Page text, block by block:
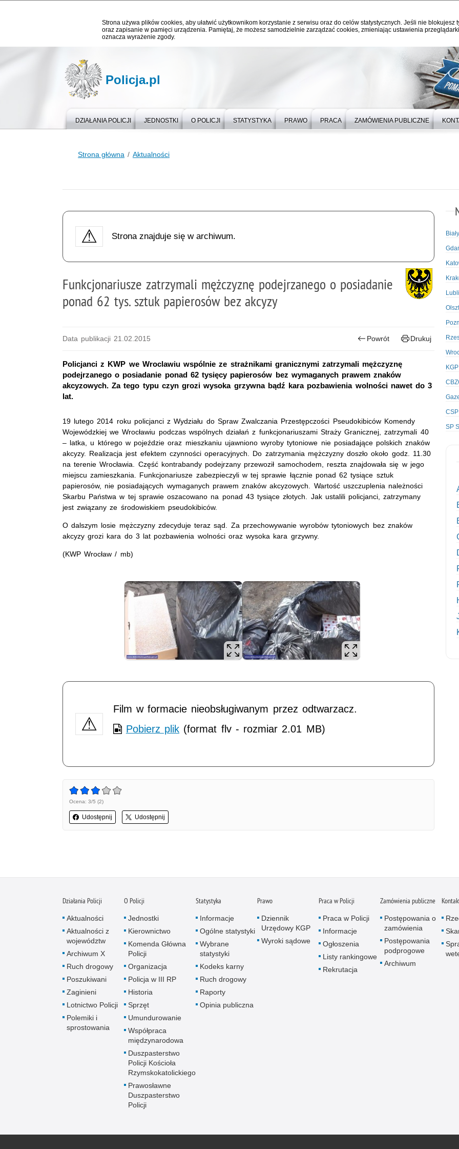
Strona używa plików cookies, aby ułatwić użytkownikom korzystanie z serwisu oraz do celów statystycznych. Jeśli nie blokujesz
oraz zapisanie w pamięci urządzenia. Pamiętaj, że możesz samodzielnie zarządzać cookies, zmieniając ustawienia
oznacza wyrażenie zgody.
Policja.pl
DZIAŁANIA POLICJI JEDNOSTKI O POLICJI STATYSTYKA PRAWO PRACA ZAMÓWIENIA PUBLICZNE
Strona główna Aktualności
Strona znajduje się w archiwum.
Funkcjonariusze zatrzymali mężczyznę podejrzanego o posiadanie
ponad 62 tys. sztuk papierosów bez akcyzy
Data publikacji 21.02.2015 Powrót Drukuj
Policjanci z KWP we Wroclawiu wspólnie ze strażnikami granicznymi zatrzymali mężczyznę
podejrzanego o posiadanie ponad 62 tysięcy papierosów bez wymaganych prawem znaków
akcyzowych. Za tego typu czyn grozi wysoka grzywna bądź kara pozbawienia wolności nawet do 3
lat.
19 lutego 2014 roku policjanci z Wydziału do Spraw Zwalczania Przestępczości Pseudokibiców Komendy
Wojewódzkiej we Wrocławiu podczas wspólnych działań z funkcjonariuszami Straży Granicznej, zatrzymali 40
– latka, u którego w pojeździe oraz mieszkaniu ujawniono wyroby tytoniowe nie posiadające polskich znaków
akcyzy. Realizacja jest efektem czynności operacyjnych. Do zatrzymania mężczyzny doszło około godz. 11.30
na terenie Wrocławia. Część kontrabandy podejrzany przewoził samochodem, reszta znajdowała się w jego
miejscu zamieszkania. Funkcjonariusze zabezpieczyli w tej sprawie łącznie ponad 62 tysiące sztuk
papierosów, nie posiadających wymaganych prawem znaków akcyzowych. Wartość uszczuplenia należności
Skarbu Państwa w tej sprawie oszacowano na ponad 43 tysiące złotych. Jak ustalili policjanci, zatrzymany
jest związany ze środowiskiem pseudokibiców.
O dalszym losie mężczyzny zdecyduje teraz sąd. Za przechowywanie wyrobów tytoniowych bez znaków
akcyzy grozi kara do 3 lat pozbawienia wolności oraz wysoka kara grzywny.
(KWP Wrocław / mb)
Film w formacie nieobsługiwanym przez odtwarzacz.
Pobierz plik (format flv - rozmiar 2.01 MB)
Ocena: 3/5 (2)
Udostępnij Udostępnij
KGP
SP
Działania Policji
Aktualności
Aktualności z
województw
Archiwum X
Ruch drogowy
Poszukiwani
Zaginieni
Lotnictwo Policji
Polemiki i
sprostowania
O Policji
Jednostki
Kierownictwo
Komenda Główna
Policji
Organizacja
Policja w III RP
Historia
Sprzęt
Umundurowanie
Współpraca
międzynarodowa
Duszpasterstwo
Policji Kościoła
Rzymskokatolickiego
Prawosławne
Duszpasterstwo
Policji
Statystyka
Informacje
Ogólne statystyki
Wybrane
statystyki
Kodeks karny
Ruch drogowy
Raporty
Opinia publiczna
Prawo
Dziennik
Urzędowy KGP
Wyroki sądowe
Praca w Policji
Praca w Policji
Informacje
Ogłoszenia
Listy rankingowe
Rekrutacja
Zamówienia publiczne
Postępowania o
zamówienia
Postępowania
podprogowe
Archiwum